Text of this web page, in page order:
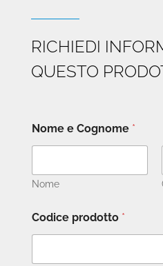
RICHIEDI
QUESTO
Nome e Cognome *
Nome
Codice prodotto *